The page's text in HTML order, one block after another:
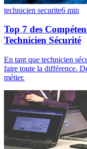
technicien securite6 min
Top 7 des
Technicien Sécurité
En tant que technicien
faire toute la différence.
métier.